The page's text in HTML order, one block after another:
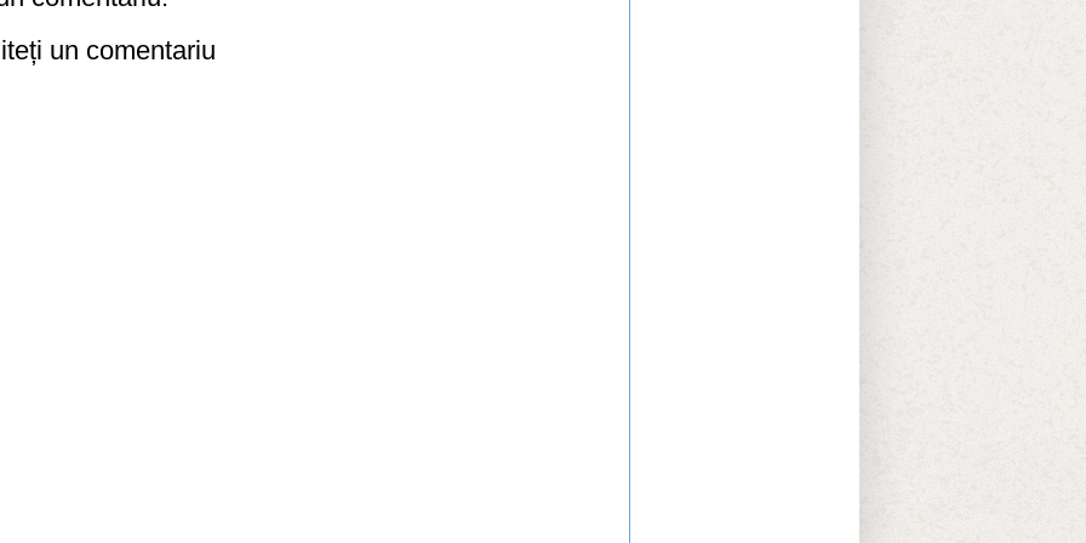
un comentariu